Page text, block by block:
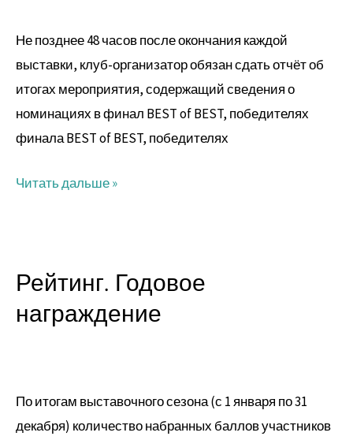
Не позднее 48 часов после окончания каждой
выставки, клуб-организатор обязан сдать отчёт об
итогах мероприятия, содержащий сведения о
номинациях в финал BEST of BEST, победителях
финала BEST of BEST, победителях
Читать дальше »
Рейтинг. Годовое
награждение
По итогам выставочного сезона (с 1 января по 31
декабря) количество набранных баллов участников
Рейтинг.
награждение